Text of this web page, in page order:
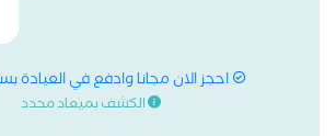
احجز الان مجانا وادفع في العيادة
الكشف بميعاد محدد